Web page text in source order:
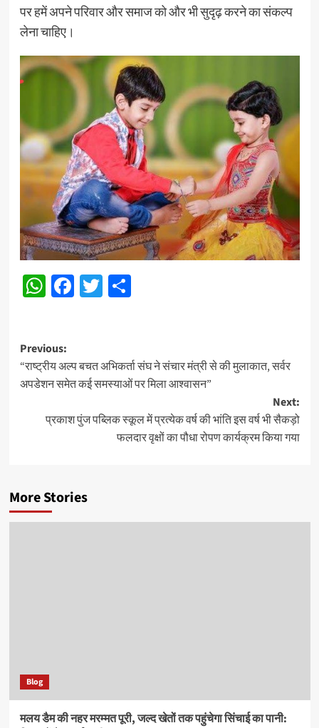
पर हमें अपने परिवार और समाज को और भी सुदृढ़ करने का संकल्प
लेना चाहिए।
WhatsApp
Facebook
Twitter
Share
Post
navigation
Previous:
“राष्ट्रीय अल्प बचत अभिकर्ता संघ ने संचार मंत्री से की मुलाकात, सर्वर
अपडेशन समेत कई समस्याओं पर मिला आश्वासन”
Next:
प्रकाश पुंज पब्लिक स्कूल में प्रत्येक वर्ष की भांति इस वर्ष भी सैकड़ो
फलदार वृक्षों का पौधा रोपण कार्यक्रम किया गया
More Stories
Blog
मलय डैम की नहर मरम्मत पूरी, जल्द खेतों तक पहुंचेगा सिंचाई का पानी: